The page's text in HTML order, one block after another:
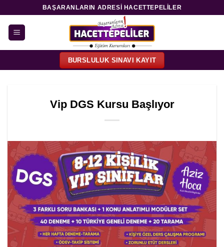
BAŞARANLARIN ADRESI HACETTEPELILER
BURSLULUK SINAVI KAYIT
Vip DGS Kursu Başlıyor